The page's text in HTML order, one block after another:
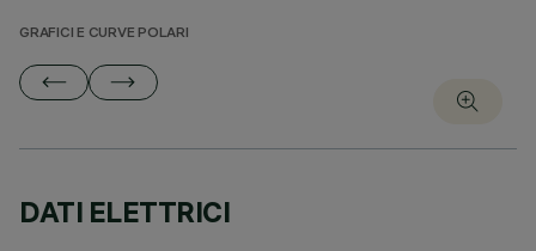
GRAFICI E CURVE POLARI
DATI ELETTRICI